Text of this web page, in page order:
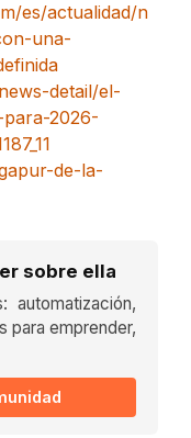
es/actualidad/n
una-
detail/el-
2026-
de-la-
sobre ella
automatización,
para emprender,